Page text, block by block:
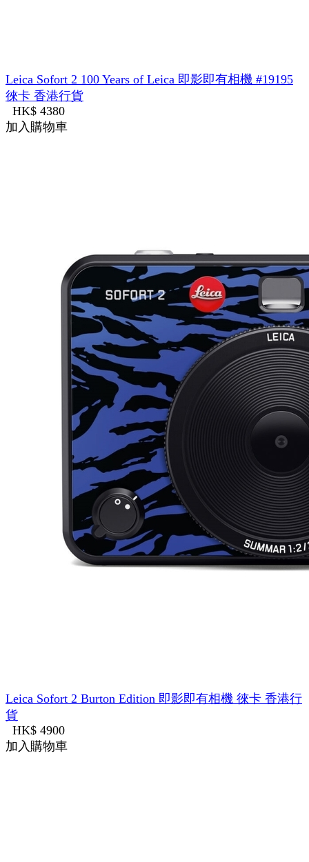
Leica Sofort 2 100 Years of Leica 即影即有相機 #19195
徠卡 香港行貨
HK$ 4380
加入購物車
Leica Sofort 2 Burton Edition 即影即有相機 徠卡 香港行
貨
HK$ 4900
加入購物車